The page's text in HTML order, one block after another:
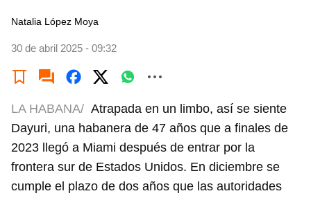
Natalia López Moya
30 de abril 2025 - 09:32
LA HABANA/ Atrapada en un limbo, así se siente
Dayuri, una habanera de 47 años que a finales de
2023 llegó a Miami después de entrar por la
frontera sur de Estados Unidos. En diciembre se
cumple el plazo de dos años que las autoridades